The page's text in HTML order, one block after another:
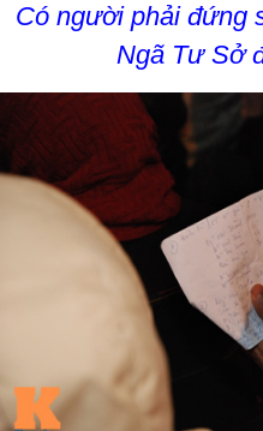
Có người phải đứng
Ngã Tư Sở